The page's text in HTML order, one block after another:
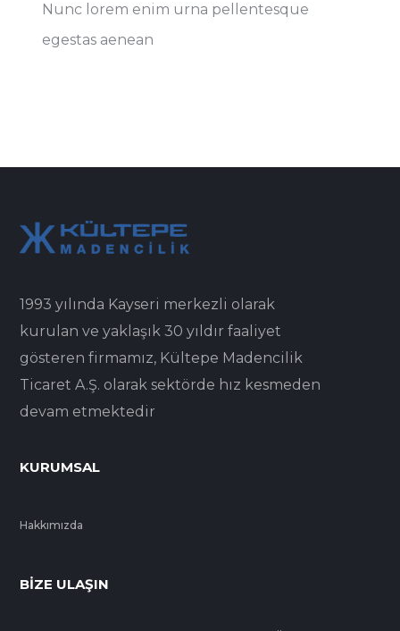
Nunc lorem enim urna pellentesque
egestas aenean
1993 yılında Kayseri merkezli olarak
kurulan ve yaklaşık 30 yıldır faaliyet
gösteren firmamız, Kültepe Madencilik
Ticaret A.Ş. olarak sektörde hız kesmeden
devam etmektedir
KURUMSAL
Hakkımızda
BIZE ULAŞIN